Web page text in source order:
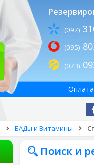
(097)
(095)
(073)
БАДы и Витамины
Поиск и